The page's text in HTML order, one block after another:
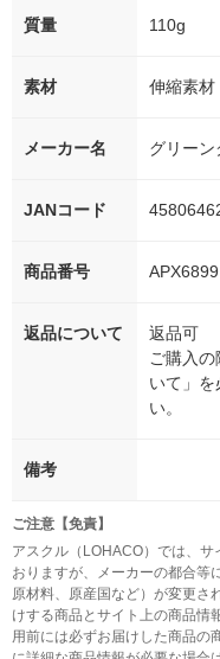
質量 110g
素材 伸縮素材
メーカー名 グリーン
JANコード
商品番号 APX6899
返品について
返品可
ご購入
いて」を
い。
備考
ご注意【免責】
アスクル（LOHACO）では、
おりますが、メーカーの都合等
原材料、原産国など）が変更さ
けする商品とサイト上の商品情
用前には必ずお届けした商品の